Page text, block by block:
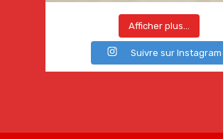
Afficher plus...
Suivre sur Instagram